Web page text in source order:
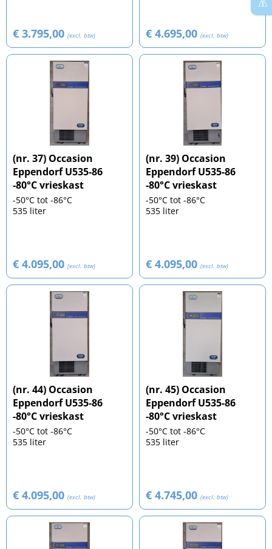
€ 3.795,00 (excl. btw) € 4.695,00 (excl. btw)
(nr. 37) Occasion
Eppendorf U535-86
-80°C vrieskast
-50°C tot -86°C
535 liter
€ 4.095,00 (excl. btw)
(nr. 39) Occasion
Eppendorf U535-86
-80°C vrieskast
-50°C tot -86°C
535 liter
€ 4.095,00 (excl. btw)
(nr. 44) Occasion
Eppendorf U535-86
-80°C vrieskast
-50°C tot -86°C
535 liter
€ 4.095,00 (excl. btw)
(nr. 45) Occasion
Eppendorf U535-86
-80°C vrieskast
-50°C tot -86°C
535 liter
€ 4.745,00 (excl. btw)